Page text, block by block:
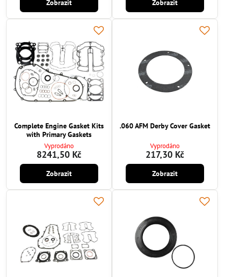
Zobrazit Zobrazit
Complete Engine Gasket Kits
with Primary Gaskets
Vyprodáno
8241,50 Kč
Zobrazit
.060 AFM Derby Cover Gasket
Vyprodáno
217,30 Kč
Zobrazit